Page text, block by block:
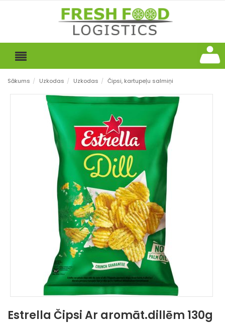
Sākums / Uzkodas / Uzkodas / Čipsi, kartupeļu salmiņi
Estrella Čipsi Ar aromāt.dillēm 130g